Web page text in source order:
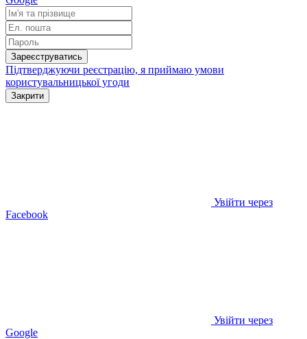
Зареєструватись
Підтверджуючи реєстрацію, я приймаю умови
користувальницької угоди
Закрити
Увійти через
Facebook
Увійти через
Google